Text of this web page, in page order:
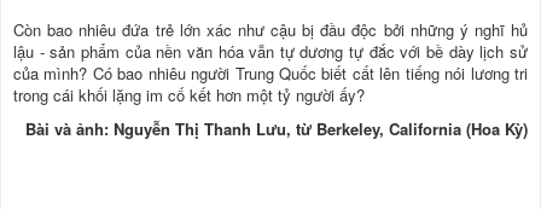
Còn bao nhiêu đứa trẻ lớn xác như cậu bị đầu độc bởi những ý nghĩ hủ
lậu - sản phẩm của nền văn hóa vẫn tự dương tự đắc với bề dày lịch sử
của mình? Có bao nhiêu người Trung Quốc biết cất lên tiếng nói lương tri
trong cái khối lặng im cố kết hơn một tỷ người ấy?
Bài và ảnh: Nguyễn Thị Thanh Lưu, từ Berkeley, California (Hoa Kỳ)